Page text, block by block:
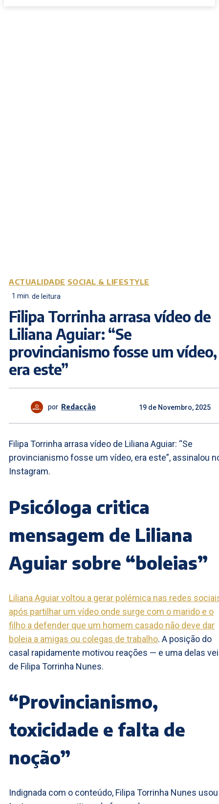
ACTUALIDADE SOCIAL & LIFESTYLE
1 min. de leitura
Filipa Torrinha arrasa vídeo de
Liliana Aguiar: “Se
provincianismo fosse um vídeo,
era este”
por Redacção 19 de Novembro, 2025
Filipa Torrinha arrasa vídeo de Liliana Aguiar: “Se
provincianismo fosse um vídeo, era este”, assinalou
Instagram.
Psicóloga critica
mensagem de Liliana
Aguiar sobre “boleias”
Liliana Aguiar voltou a gerar polémica nas redes
após partilhar um vídeo onde surge com o marido e o
filho a defender que um homem casado não deve dar
boleia a amigas ou colegas de trabalho. A posição do
casal rapidamente motivou reações — e uma delas
de Filipa Torrinha Nunes.
“Provincianismo,
toxicidade e falta de
noção”
Indignada com o conteúdo, Filipa Torrinha Nunes